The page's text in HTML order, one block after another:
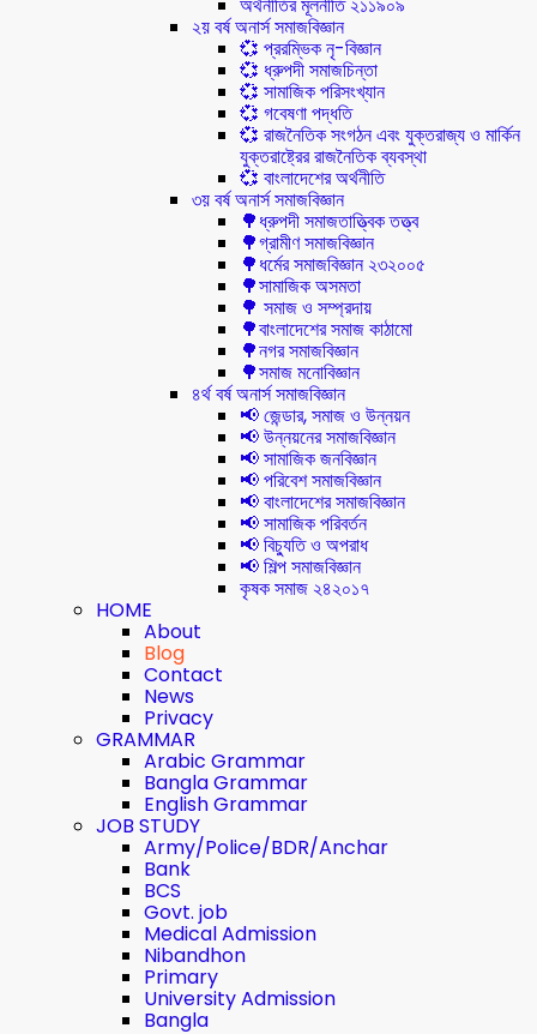
২য় বর্ষ অনার্স সমাজবিজ্ঞান
💞 প্ররম্ভিক নৃ-বিজ্ঞান
💞 ধ্রুপদী সমাজচিন্তা
💞 সামাজিক পরিসংখ্যান
💞 গবেষণা পদ্ধতি
💞 রাজনৈতিক সংগঠন এবং যুক্তরাজ্য ও মার্কিন
যুক্তরাষ্ট্রের রাজনৈতিক ব্যবস্থা
💞 বাংলাদেশের অর্থনীতি
৩য় বর্ষ অনার্স সমাজবিজ্ঞান
🌳ধ্রুপদী সমাজতাত্ত্বিক তত্ত্ব
🌳গ্রামীণ সমাজবিজ্ঞান
🌳ধর্মের সমাজবিজ্ঞান ২৩২০০৫
🌳সামাজিক অসমতা
🌳 সমাজ ও সম্প্রদায়
🌳বাংলাদেশের সমাজ কাঠামো
🌳নগর সমাজবিজ্ঞান
🌳সমাজ মনোবিজ্ঞান
৪র্থ বর্ষ অনার্স সমাজবিজ্ঞান
📢 জেন্ডার, সমাজ ও উন্নয়ন
📢 উন্নয়নের সমাজবিজ্ঞান
📢 সামাজিক জনবিজ্ঞান
📢 পরিবেশ সমাজবিজ্ঞান
📢 বাংলাদেশের সমাজবিজ্ঞান
📢 সামাজিক পরিবর্তন
📢 বিচ্যুতি ও অপরাধ
📢 শিল্প সমাজবিজ্ঞান
কৃষক সমাজ ২৪২০১৭
HOME
About
Blog
Contact
News
Privacy
GRAMMAR
Arabic Grammar
Bangla Grammar
English Grammar
JOB STUDY
Army/Police/BDR/Anchar
Bank
BCS
Govt. job
Medical Admission
Nibandhon
Primary
University Admission
Bangla